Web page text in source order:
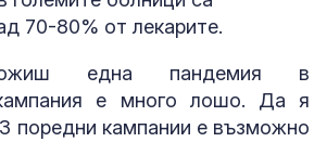
70-80% от лекарите.
една пандемия в
е много лошо. Да я
поредни кампании е възможно